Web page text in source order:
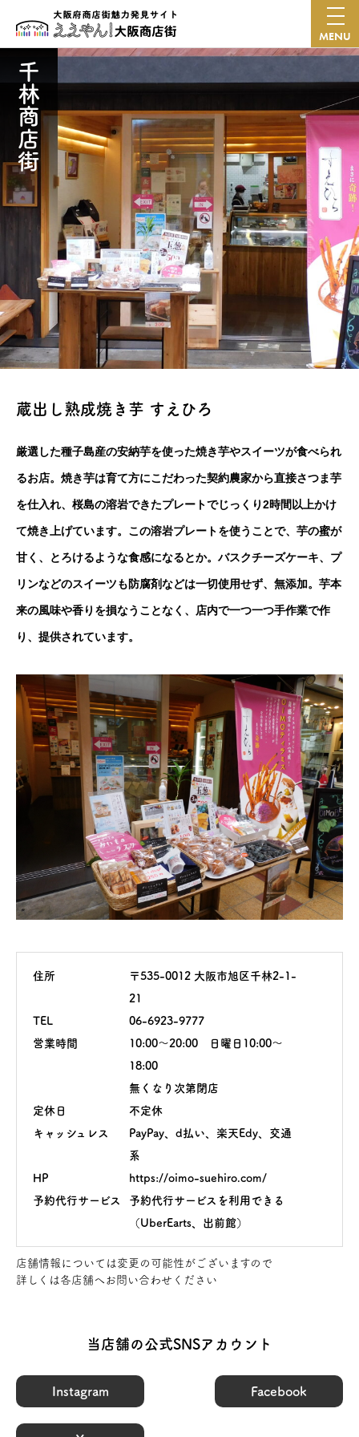
MENU
千林商店街
蔵出し熟成焼き芋 すえひろ
厳選した種子島産の安納芋を使った焼き芋やスイーツが食べられ
るお店。焼き芋は育て方にこだわった契約農家から直接さつま芋
を仕入れ、桜島の溶岩できたプレートでじっくり2時間以上かけ
て焼き上げています。この溶岩プレートを使うことで、芋の蜜が
甘く、とろけるような食感になるとか。バスクチーズケーキ、プ
リンなどのスイーツも防腐剤などは一切使用せず、無添加。芋本
来の風味や香りを損なうことなく、店内で一つ一つ手作業で作
り、提供されています。
住所
〒535-0012 大阪市旭区千林2-1-
21
TEL
06-6923-9777
営業時間
10:00～20:00 日曜日10:00～
18:00
無くなり次第閉店
定休日
不定休
キャッシュレス
PayPay、d払い、楽天Edy、交通
系
HP
https://oimo-suehiro.com/
予約代行サービス
予約代行サービスを利用できる
（UberEarts、出前館）
店舗情報については変更の可能性がございますので
詳しくは各店舗へお問い合わせください
当店舗の公式SNSアカウント
Instagram Facebook